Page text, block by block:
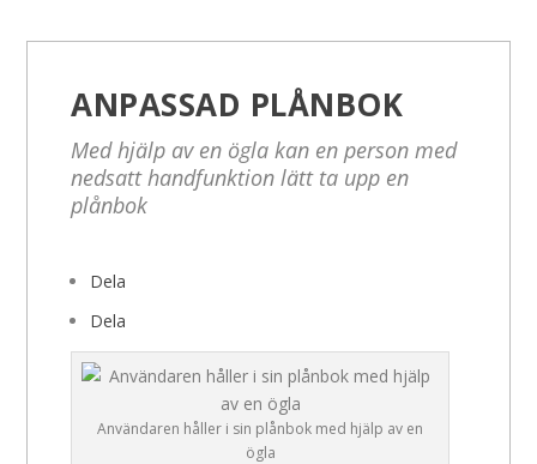
ANPASSAD PLÅNBOK
Med hjälp av en ögla kan en person med
nedsatt handfunktion lätt ta upp en
plånbok
Dela
Dela
Användaren håller i sin plånbok med hjälp av en
ögla